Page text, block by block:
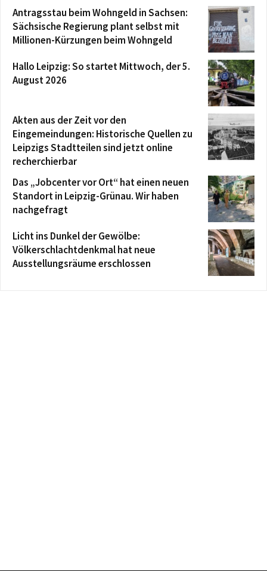
Antragsstau beim Wohngeld in Sachsen:
Sächsische Regierung plant selbst mit
Millionen-Kürzungen beim Wohngeld
Hallo Leipzig: So startet Mittwoch, der 5.
August 2026
Akten aus der Zeit vor den
Eingemeindungen: Historische Quellen zu
Leipzigs Stadtteilen sind jetzt online
recherchierbar
Das „Jobcenter vor Ort“ hat einen neuen
Standort in Leipzig-Grünau. Wir haben
nachgefragt
Licht ins Dunkel der Gewölbe:
Völkerschlachtdenkmal hat neue
Ausstellungsräume erschlossen